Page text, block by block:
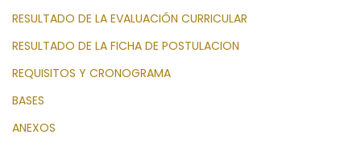
RESULTADO DE LA EVALUACIÓN CURRICULAR
RESULTADO DE LA FICHA DE POSTULACION
REQUISITOS Y CRONOGRAMA
BASES
ANEXOS